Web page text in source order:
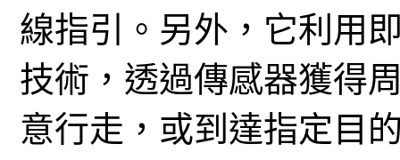
線指引。另外，它利用
技術，透過傳感器獲得
意行走，或到達指定目